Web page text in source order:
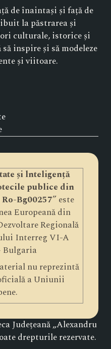
de înaintași și față de
la păstrarea și
culturale, istorice și
inspire și să modeleze
și viitoare.
și lnteligență
publice din
Bg00257” este
Europeană din
Regională
Interreg VI-A
Bulgaria
nu reprezintă
a Uniunii
Județeană „Alexandru
drepturile rezervate.